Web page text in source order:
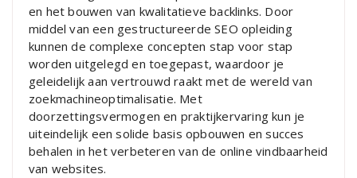
en het bouwen van kwalitatieve backlinks. Door
middel van een gestructureerde SEO opleiding
kunnen de complexe concepten stap voor stap
worden uitgelegd en toegepast, waardoor je
geleidelijk aan vertrouwd raakt met de wereld van
zoekmachineoptimalisatie. Met
doorzettingsvermogen en praktijkervaring kun je
uiteindelijk een solide basis opbouwen en succes
behalen in het verbeteren van de online vindbaarheid
van websites.